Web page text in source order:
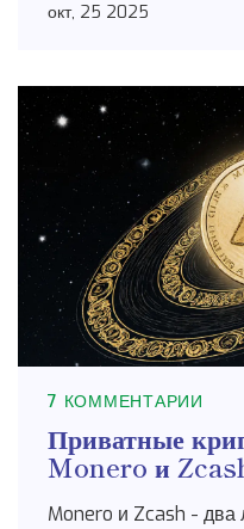
окт, 25 2025
7 КОММЕНТАРИИ
Приватные
Monero и
Monero и Zcash -